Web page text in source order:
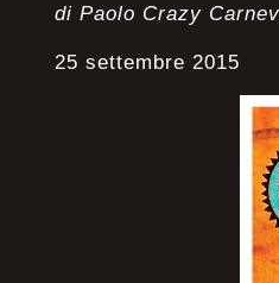
di Paolo Crazy
25 settembre 2015